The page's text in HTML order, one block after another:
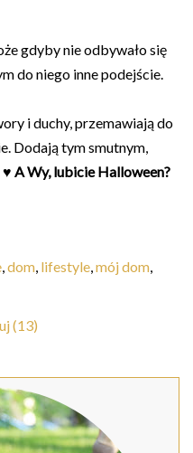
gdyby nie odbywało się
do niego inne podejście.
i duchy, przemawiają do
Dodają tym smutnym,
♥ A Wy, lubicie Halloween?
dom lifestyle mój dom
(13)